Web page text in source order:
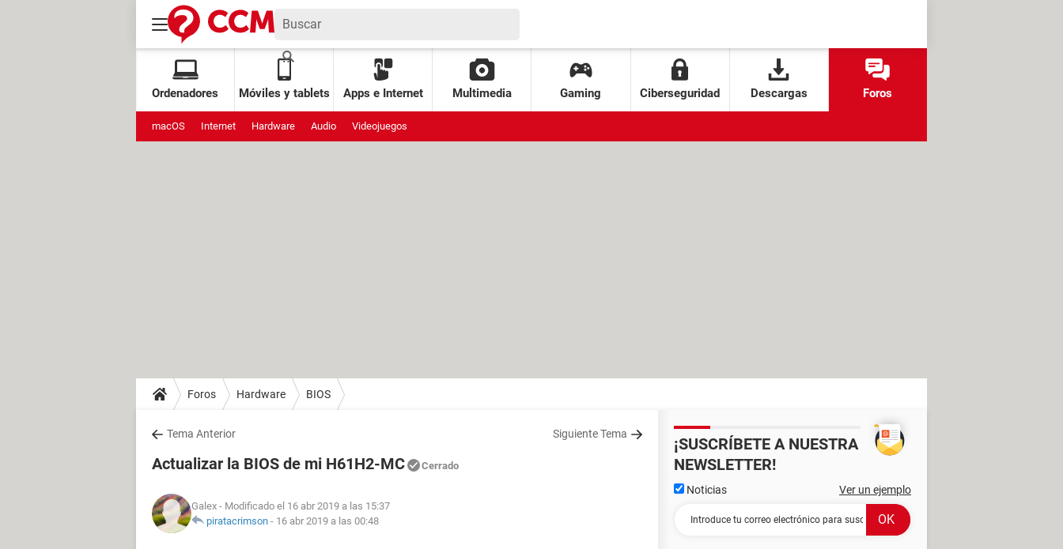
Ordenadores Móviles y tablets Apps e Internet Multimedia Gaming Ciberseguridad Descargas Foros
macOS Internet Hardware Audio Videojuegos
Foros Hardware BIOS
Tema Anterior Siguiente Tema
Actualizar la BIOS de mi H61H2-MC Cerrado
Galex - Modificado el 16 abr 2019 a las 15:37
piratacrimson - 16 abr 2019 a las 00:48
¡SUSCRÍBETE A NUESTRA
NEWSLETTER!
Noticias Ver un ejemplo